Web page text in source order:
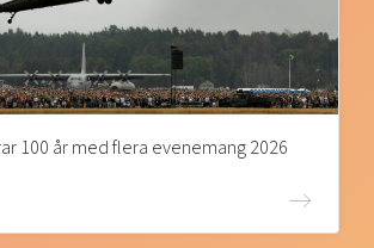
100 år med flera evenemang 2026